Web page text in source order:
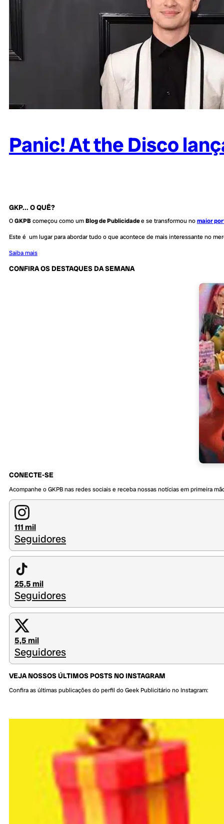
Panic! At the Disco
GKP... O QUÊ?
OGKPBcomeçou como umBlog de Publicidadee se transformou nomaior
Este é um lugar para abordar tudo o que acontece de mais interessante no
Saiba mais
CONFIRA OS DESTAQUES DA SEMANA
CONECTE-SE
Acompanhe o GKPB nas redes sociais e receba nossas notícias em primeira
111 mil
Seguidores
25,5 mil
Seguidores
5,5 mil
Seguidores
VEJA NOSSOS ÚLTIMOS POSTS NO INSTAGRAM
Confira as últimas publicações do perfil do Geek Publicitário no Instagram: